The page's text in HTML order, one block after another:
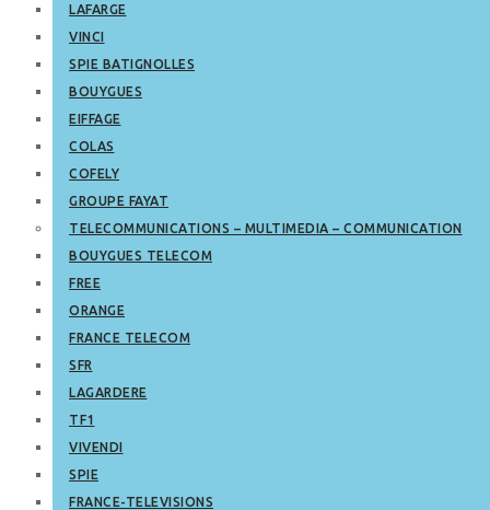
LAFARGE
VINCI
SPIE BATIGNOLLES
BOUYGUES
EIFFAGE
COLAS
COFELY
GROUPE FAYAT
TELECOMMUNICATIONS – MULTIMEDIA – COMMUNICATION
BOUYGUES TELECOM
FREE
ORANGE
FRANCE TELECOM
SFR
LAGARDERE
TF1
VIVENDI
SPIE
FRANCE-TELEVISIONS